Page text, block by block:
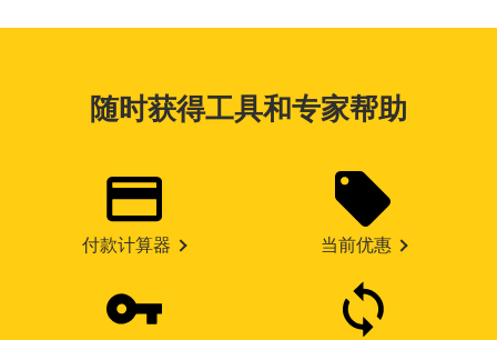
随时获得工具和专家帮助
付款计算器 当前优惠